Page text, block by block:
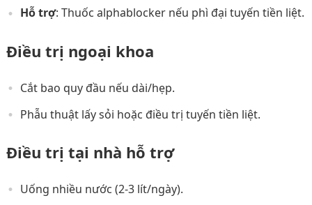
Hỗ trợ: Thuốc alphablocker nếu phì đại tuyến tiền liệt.
Điều trị ngoại khoa
Cắt bao quy đầu nếu dài/hẹp.
Phẫu thuật lấy sỏi hoặc điều trị tuyến tiền liệt.
Điều trị tại nhà hỗ trợ
Uống nhiều nước (2-3 lít/ngày).